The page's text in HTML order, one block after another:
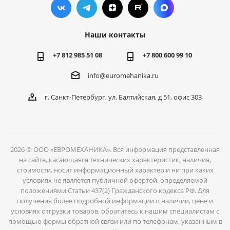
Наши контакты
+7 812 985 51 08 +7 800 600 99 10
info@euromehanika.ru
г. Санкт-Петербург, ул. Балтийская, д 51, офис 303
2026 © ООО «ЕВРОМЕХАНИКА». Вся информация представленная
на сайте, касающаяся технических характеристик, наличия,
стоимости, носит информационный характер и ни при каких
условиях не является публичной офертой, определяемой
положениями Статьи 437(2) Гражданского кодекса РФ. Для
получения более подробной информации о наличии, цене и
условиях отгрузки товаров, обратитесь к нашим специалистам с
помощью формы обратной связи или по телефонам, указанным в